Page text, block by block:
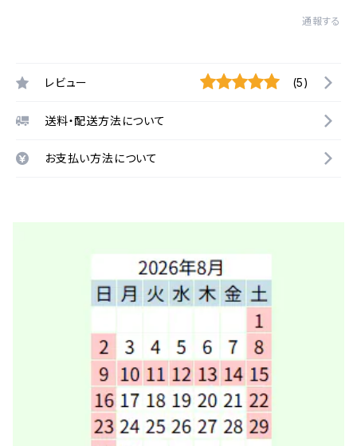
通報する
レビュー (5)
送料・配送方法について
お支払い方法について